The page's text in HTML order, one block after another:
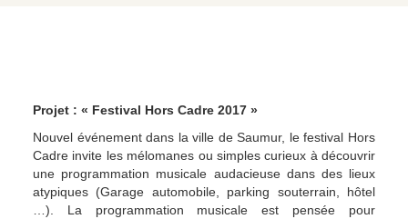
Projet : « Festival Hors Cadre 2017 »
Nouvel événement dans la ville de Saumur, le festival Hors
Cadre invite les mélomanes ou simples curieux à découvrir
une programmation musicale audacieuse dans des lieux
atypiques (Garage automobile, parking souterrain, hôtel
…). La programmation musicale est pensée pour